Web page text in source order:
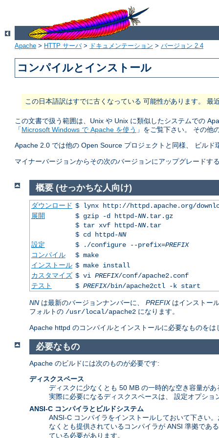
Apache > HTTP サーバ> ドキュメンテーション > バージョン 2.4
コンパイルとインストール
この日本語訳はすでに古くなっている 可能性があります。 最
この文書で扱う範囲は、Unix や Unix に類似したシステムでの
「Microsoft Windows で Apache を使う 」をご覧下さい。 その他
Apache 2.0 では他の Open Source プロジェクトと同様、 ビルド
マイナーバージョンからその次のバージョンにアップグレード
概要 (せっかちな人向け)
ダウンロード $ lynx http://httpd.apache.org/
展開
$ gzip -d httpd-NN.tar.gz
$ tar xvf httpd-NN.tar
$ cd httpd-NN
設定
$ ./configure --prefix=PREFIX
コンパイル
$ make
インストール $ make install
カスタマイズ $ vi PREFIX/conf/apache2.conf
テスト
$ PREFIX/bin/apache2ctl -k start
NN は最新のバージョンナンバーに、 PREFIXはインストー
フォルトの /usr/local/apache2 になります。
Apache httpd のコンパイルとインストールに必要なものを
必要なもの
Apache のビルドには次のものが必要です:
ディスクスペース
ディスクに少なくとも 50 MB の一時的な空き容量が
実際に必要になるディスクスペースは、 設定オプシ
ANSI-C コンパイラとビルドシステム
ANSI-C コンパイラをインストールしておいて下さい
なくとも提供されているコンパイラが ANSI 準拠であ
ている必要があります。